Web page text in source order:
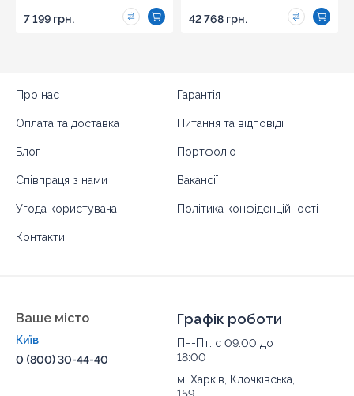
7 199 грн. 42 768 грн.
Про нас Гарантія
Оплата та доставка Питання та відповіді
Блог Портфоліо
Співпраця з нами Вакансії
Угода користувача Політика конфіденційності
Контакти
Ваше місто
Київ
0 (800) 30-44-40
Графік роботи
Пн-Пт: с 09:00 до
18:00
м. Харків, Клочківська,
159